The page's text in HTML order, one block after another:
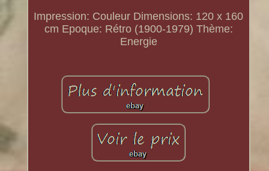
Impression: Couleur Dimensions: 120 x 160
cm Epoque: Rétro (1900-1979) Thème:
Energie